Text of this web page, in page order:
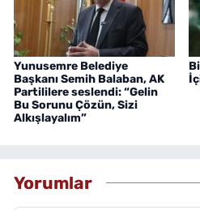
Yunusemre Belediye
Başkanı Semih Balaban, AK
Partililere seslendi: “Gelin
Bu Sorunu Çözün, Sizi
Alkışlayalım”
Yorumlar